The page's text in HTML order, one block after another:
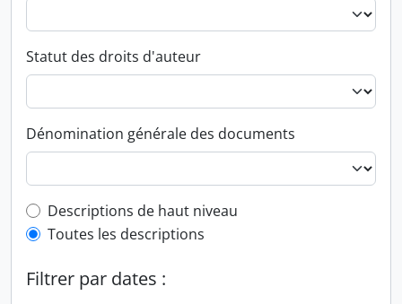
Statut des droits d'auteur
Dénomination générale des documents
Top-level description filter
Descriptions de haut niveau
Toutes les descriptions
Filtrer par dates :